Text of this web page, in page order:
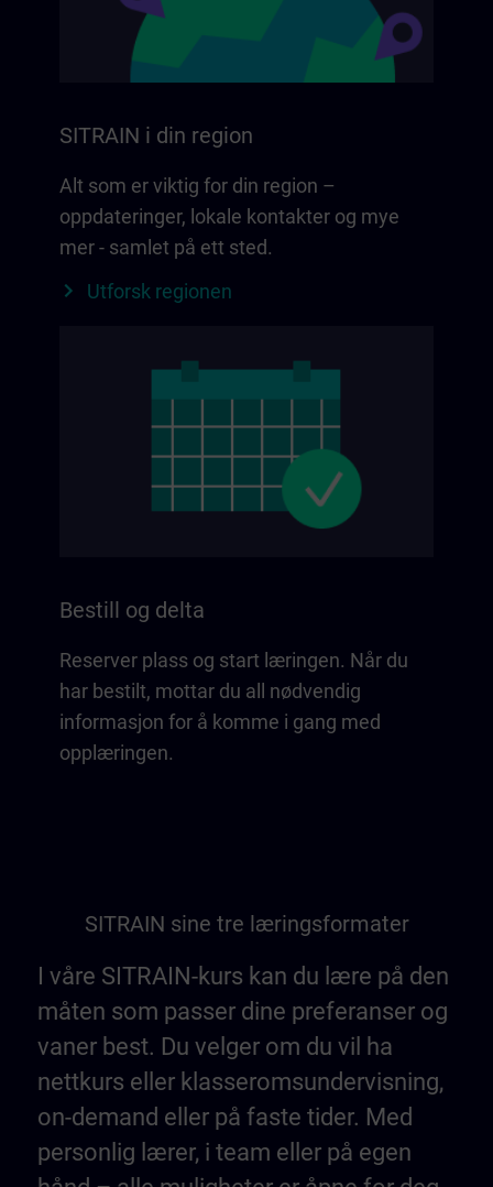
SITRAIN i din region
Alt som er viktig for din region –
oppdateringer, lokale kontakter og mye
mer - samlet på ett sted.
Utforsk regionen
Bestill og delta
Reserver plass og start læringen. Når du
har bestilt, mottar du all nødvendig
informasjon for å komme i gang med
opplæringen.
SITRAIN sine tre læringsformater
I våre SITRAIN-kurs kan du lære på den
måten som passer dine preferanser og
vaner best. Du velger om du vil ha
nettkurs eller klasseromsundervisning,
on-demand eller på faste tider. Med
personlig lærer, i team eller på egen